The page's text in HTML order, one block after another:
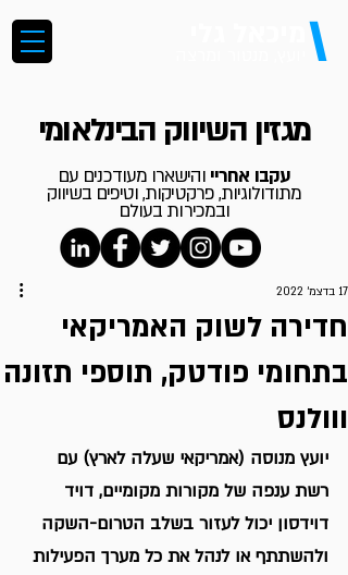
\
מגזין השיווק הבינלאומי
עקבו אחריי והישארו מעודכנים עם
מתודולוגיות, פרקטיקות, וטיפים בשיווק
ובמכירות בעולם
חדירה לשוק האמריקאי
בתחומי פודטק, תוספי תזונה
ווולנס
17 בדצמ׳ 2022
יועץ מנוסה (אמריקאי שעלה לארץ) עם
רשת ענפה של מקורות מקומיים, דויד
דוידסון יכול לעזור בשלב הטרום-השקה
ולהשתתף או לנהל את כל מערך הפעילות